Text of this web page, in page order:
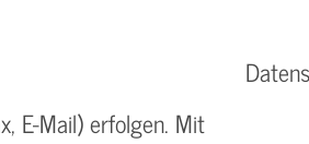
E-Mail) erfolgen. Mit